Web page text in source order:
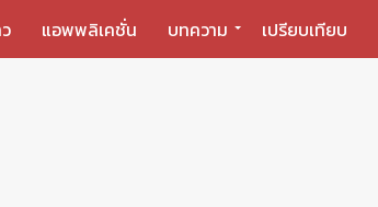
แอพพลิเคชั่น บทความ เปรียบเทียบ